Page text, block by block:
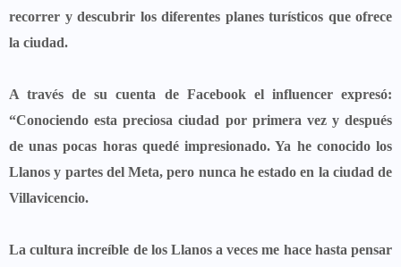
recorrer y descubrir los diferentes planes turísticos que ofrece
la ciudad.
A través de su cuenta de Facebook el influencer expresó:
“Conociendo esta preciosa ciudad por primera vez y después
de unas pocas horas quedé impresionado. Ya he conocido los
Llanos y partes del Meta, pero nunca he estado en la ciudad de
Villavicencio.
La cultura increíble de los Llanos a veces me hace hasta pensar